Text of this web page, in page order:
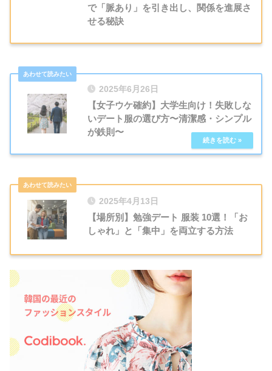
で「脈あり」を引き出し、関係を進展さ
せる秘訣
2025年6月26日
【女子ウケ確約】大学生向け！失敗しな
いデート服の選び方〜清潔感・シンプル
が鉄則〜
2025年4月13日
【場所別】勉強デート 服装 10選！「お
しゃれ」と「集中」を両立する方法